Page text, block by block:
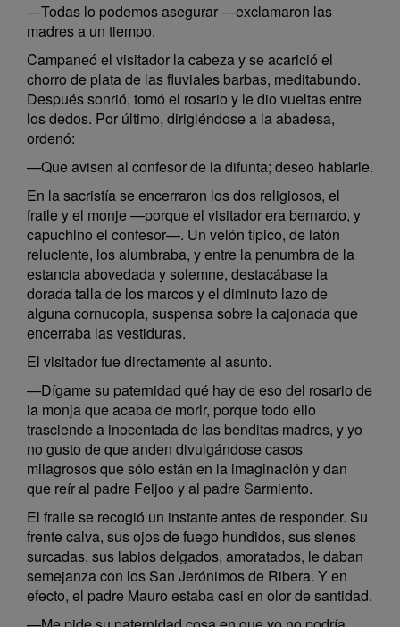
—Todas lo podemos asegurar —exclamaron las
madres a un tiempo.
Campaneó el visitador la cabeza y se acarició el
chorro de plata de las fluviales barbas, meditabundo.
Después sonrió, tomó el rosario y le dio vueltas entre
los dedos. Por último, dirigiéndose a la abadesa,
ordenó:
—Que avisen al confesor de la difunta; deseo hablarle.
En la sacristía se encerraron los dos religiosos, el
fraile y el monje —porque el visitador era bernardo, y
capuchino el confesor—. Un velón típico, de latón
reluciente, los alumbraba, y entre la penumbra de la
estancia abovedada y solemne, destacábase la
dorada talla de los marcos y el diminuto lazo de
alguna cornucopia, suspensa sobre la cajonada que
encerraba las vestiduras.
El visitador fue directamente al asunto.
—Dígame su paternidad qué hay de eso del rosario de
la monja que acaba de morir, porque todo ello
trasciende a inocentada de las benditas madres, y yo
no gusto de que anden divulgándose casos
milagrosos que sólo están en la imaginación y dan
que reír al padre Feijoo y al padre Sarmiento.
El fraile se recogió un instante antes de responder. Su
frente calva, sus ojos de fuego hundidos, sus sienes
surcadas, sus labios delgados, amoratados, le daban
semejanza con los San Jerónimos de Ribera. Y en
efecto, el padre Mauro estaba casi en olor de santidad.